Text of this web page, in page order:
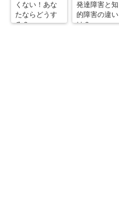
くない！あな
たならどうす
る？
発達障害と知
的障害の違い
は？